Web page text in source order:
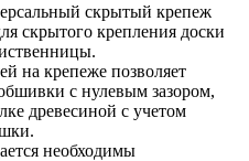
скрытый крепеж
скрытого крепления доски
на крепеже позволяет
с нулевым зазором,
древесиной с учетом
необходимы